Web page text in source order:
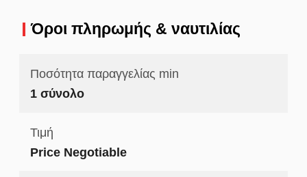
Όροι πληρωμής & ναυτιλίας
Ποσότητα παραγγελίας min
1 σύνολο
Τιμή
Price Negotiable